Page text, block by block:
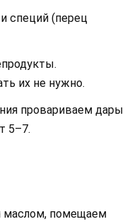
специй (перец
их не нужно.
провариваем дары
5–7.
маслом, помещаем